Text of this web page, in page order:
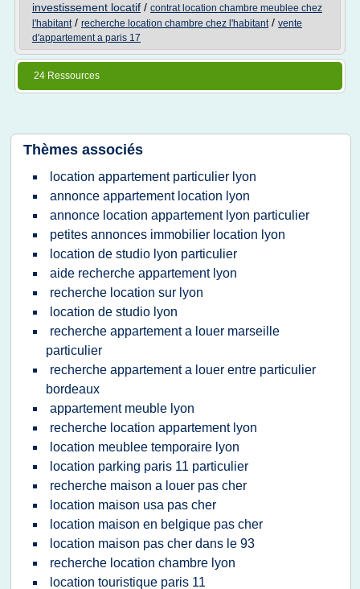
investissement locatif / contrat location chambre meublee chez
l'habitant/ recherche location chambre chez l'habitant/ vente
d'appartement a paris 17
24 Ressources
Thèmes associés
location appartement particulier lyon
annonce appartement location lyon
annonce location appartement lyon particulier
petites annonces immobilier location lyon
location de studio lyon particulier
aide recherche appartement lyon
recherche location sur lyon
location de studio lyon
recherche appartement a louer marseille
particulier
recherche appartement a louer entre particulier
bordeaux
appartement meuble lyon
recherche location appartement lyon
location meublee temporaire lyon
location parking paris 11 particulier
recherche maison a louer pas cher
location maison usa pas cher
location maison en belgique pas cher
location maison pas cher dans le 93
recherche location chambre lyon
location touristique paris 11